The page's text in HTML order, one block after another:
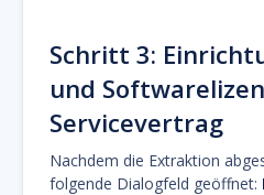
Schritt 3:
und
Servicevertrag
Nachdem die Extraktion
folgende Dialogfeld geöffnet: